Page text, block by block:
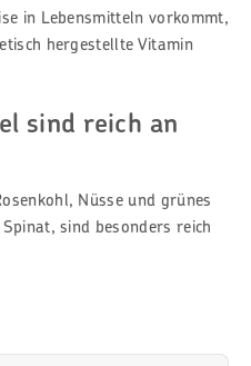
in Lebensmitteln vorkommt,
hergestellte Vitamin
sind reich an
Nüsse und grünes
sind besonders reich